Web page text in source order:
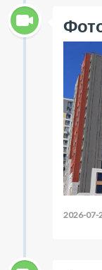
2026-07-